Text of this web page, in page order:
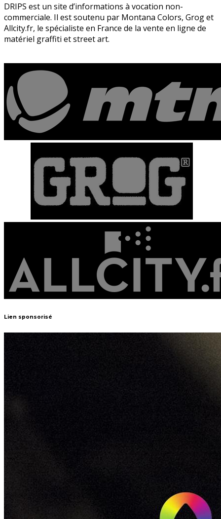
DRIPS est un site d’informations à vocation non-
commerciale. Il est soutenu par Montana Colors, Grog et
Allcity.fr, le spécialiste en France de la vente en ligne de
matériel graffiti et street art.
Lien sponsorisé